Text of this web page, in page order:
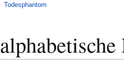
Todesphantom